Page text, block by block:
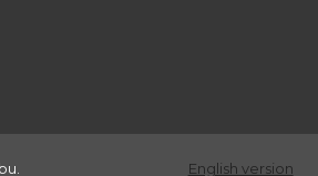
English version